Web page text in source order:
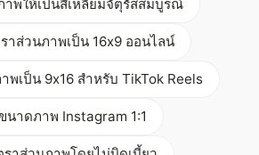
พให้เป็นสี่เหลี่ยมจัตุรัสสมบูรณ์
าส่วนภาพเป็น 16x9 ออนไลน์
เป็น 9x16 สำหรับ TikTok Reels
นาดภาพ Instagram 1:1